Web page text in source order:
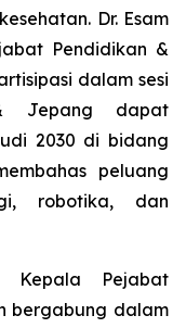
Dr. Esam
Pendidikan &
dalam sesi
Jepang dapat
2030 di bidang
peluang
robotika, dan
Kepala Pejabat
bergabung dalam